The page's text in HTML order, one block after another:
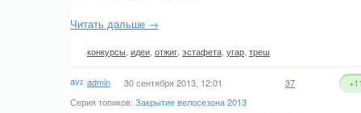
Читать дальше →
конкурсы идеи отжиг эстафета угар треш
admin 30 сентября 2013, 12:01 37
Серия топиков: Закрытие велосезона 2013